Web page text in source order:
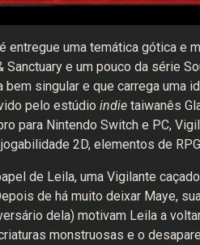
entregue uma temática gótica e
Sanctuary e um pouco da série
bem singular e que carrega uma
pelo estúdio indietaiwanês
para Nintendo Switch e PC,
2D, elementos de
de Leila, uma Vigilante
de há muito deixar Maye,
dela) motivam Leila a
monstruosas e o